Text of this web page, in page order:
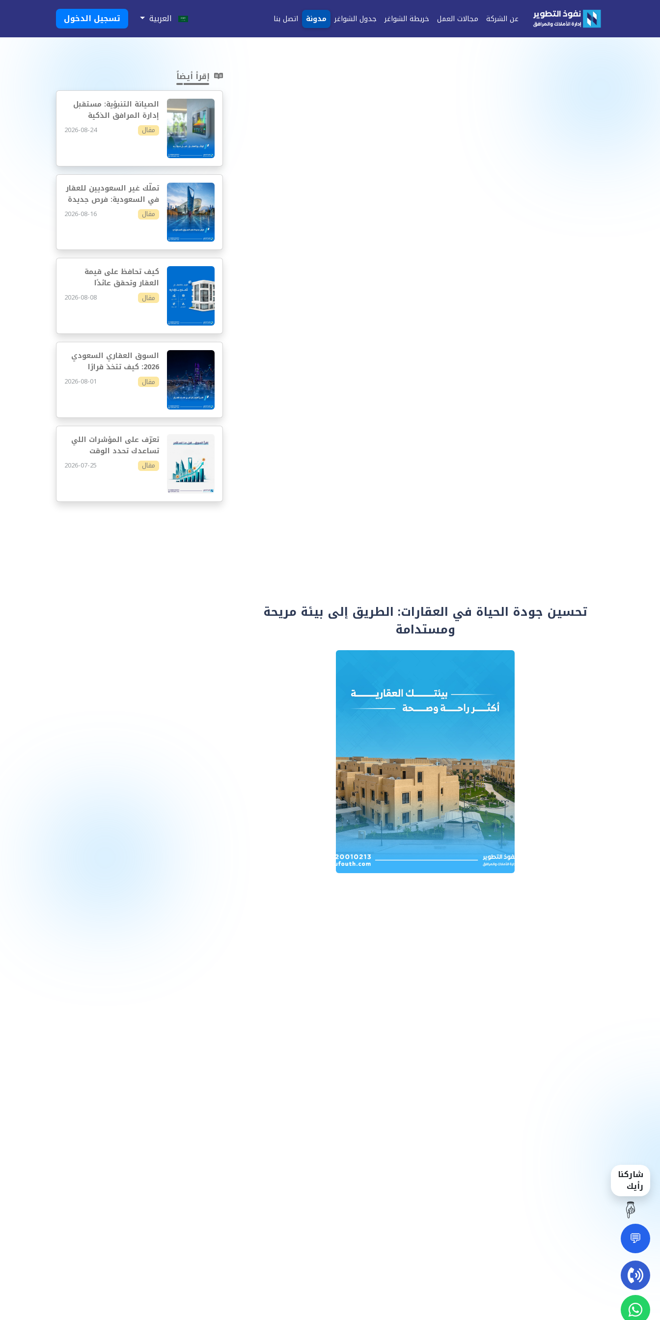
عن الشركة مجالات العمل خريطة الشواغر جدول الشواغر مدونة اتصل بنا العربية تسجيل الدخول
💬
شاركنا
رأيك
☝️
تحسين جودة الحياة في العقارات: الطريق إلى بيئة مريحة
ومستدامة
إقرأ أيضاً
الصيانة التنبؤية: مستقبل
إدارة المرافق الذكية
مقال 2026-08-24
تملّك غير السعوديين للعقار
في السعودية: فرص جديدة
وإدارة أكثر احترافية
مقال 2026-08-16
كيف تحافظ على قيمة
العقار وتحقق عائدًا
مستدامًا
مقال 2026-08-08
السوق العقاري السعودي
2026: كيف تتخذ قرارًا
استثماريًا أفضل
مقال 2026-08-01
تعرّف على المؤشرات اللي
تساعدك تحدد الوقت
المناسب للاستثمار
مقال 2026-07-25